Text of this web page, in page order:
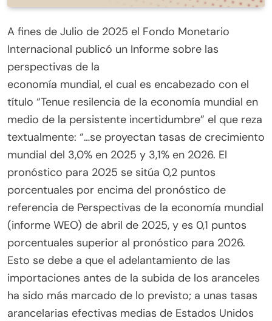
A fines de Julio de 2025 el Fondo Monetario
Internacional publicó un Informe sobre las
perspectivas de la
economía mundial, el cual es encabezado con el
título “Tenue resilencia de la economía mundial en
medio de la persistente incertidumbre” el que reza
textualmente: “…se proyectan tasas de crecimiento
mundial del 3,0% en 2025 y 3,1% en 2026. El
pronóstico para 2025 se sitúa 0,2 puntos
porcentuales por encima del pronóstico de
referencia de Perspectivas de la economía mundial
(informe WEO) de abril de 2025, y es 0,1 puntos
porcentuales superior al pronóstico para 2026.
Esto se debe a que el adelantamiento de las
importaciones antes de la subida de los aranceles
ha sido más marcado de lo previsto; a unas tasas
arancelarias efectivas medias de Estados Unidos